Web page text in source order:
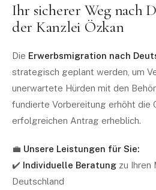
Ihr sicherer Weg nach
der Kanzlei Özkan
Die Erwerbsmigration nach
strategisch geplant werden, um
unerwartete Hürden mit den
fundierte Vorbereitung erhöht die
erfolgreichen Antrag erheblich.
💼 Unsere Leistungen für Sie:
✔️ Individuelle Beratung zu Ihren
Deutschland